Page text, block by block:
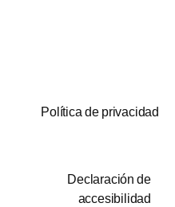
Política de privacidad
Declaración de
accesibilidad